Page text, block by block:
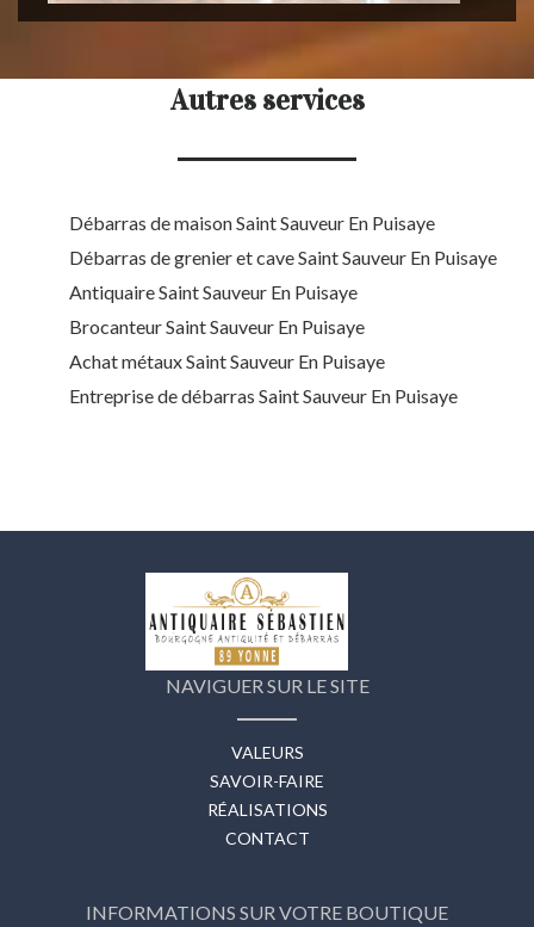
Autres services
Débarras de maison Saint Sauveur En Puisaye
Débarras de grenier et cave Saint Sauveur En Puisaye
Antiquaire Saint Sauveur En Puisaye
Brocanteur Saint Sauveur En Puisaye
Achat métaux Saint Sauveur En Puisaye
Entreprise de débarras Saint Sauveur En Puisaye
NAVIGUER SUR LE SITE
VALEURS
SAVOIR-FAIRE
RÉALISATIONS
CONTACT
INFORMATIONS SUR VOTRE BOUTIQUE